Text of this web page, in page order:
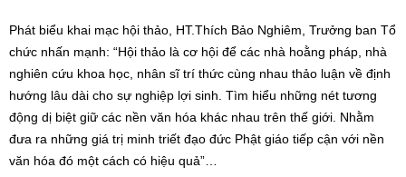
Phát biểu khai mạc hội thảo, HT.Thích Bảo Nghiêm, Trưởng ban Tổ
chức nhấn mạnh: “Hội thảo là cơ hội để các nhà hoằng pháp, nhà
nghiên cứu khoa học, nhân sĩ trí thức cùng nhau thảo luận về định
hướng lâu dài cho sự nghiệp lợi sinh. Tìm hiểu những nét tương
động dị biệt giữ các nền văn hóa khác nhau trên thế giới. Nhằm
đưa ra những giá trị minh triết đạo đức Phật giáo tiếp cận với nền
văn hóa đó một cách có hiệu quả”…